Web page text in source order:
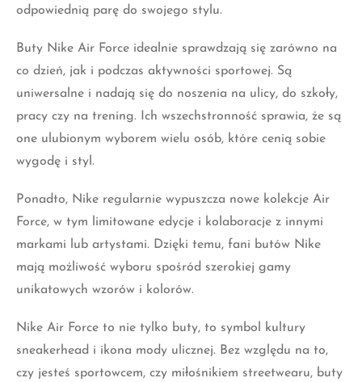
co dzień, jak i podczas aktywności sportowej. Są
pracy czy na trening. Ich wszechstronność sprawia, że są
one ulubionym wyborem wielu osób, które cenią sobie
wygodę i styl.
Ponadto, Nike regularnie wypuszcza nowe kolekcje Air
Force, w tym limitowane edycje i kolaboracje z innymi
mają możliwość wyboru spośród szerokiej gamy
unikatowych wzorów i kolorów.
Nike Air Force to nie tylko buty, to symbol kultury
sneakerhead i ikona mody ulicznej. Bez względu na to,
Nike Air Force są doskonałym uzupełnieniem każdej
stylizacji i gwarantują komfort i styl przez wiele sezonów.